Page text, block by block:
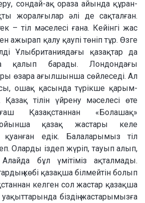
сондай-ақ ораза айында құран-
жоралғылар әлі де сақталған.
– тіл мәселесі ғана. Кейінгі жас
ажырап қалу қаупі төніп тұр. Өзге
Ұлыбританиядағы қазақтар да
қалып барады. Лондондағы
өзара ағылшынша сөйлеседі. Ал
ошақ қасында түрікше қарым-
тілін үйрену мәселесі өте
Қазақстаннан «Болашақ»
қазақ жастары келе
қуанған едік. Балаларымыз тіл
Оларды іздеп жүріп, тауып алып,
бұл үмітіміз ақталмады.
көбі қазақша білмейтін болып
келген сол жастар қазақша
біздің жастарымызға